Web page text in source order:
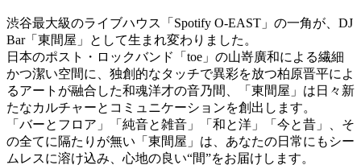
渋谷最大級のライブハウス「Spotify O-EAST」の一角が、DJ
Bar「東間屋」として生まれ変わりました。
日本のポスト・ロックバンド「toe」の山嵜廣和による繊細
かつ潔い空間に、独創的なタッチで異彩を放つ柏原晋平によ
るアートが融合した和魂洋才の音乃間、「東間屋」は日々新
たなカルチャーとコミュニケーションを創出します。
「バーとフロア」「純音と雑音」「和と洋」「今と昔」、そ
の全てに隔たりが無い「東間屋」は、あなたの日常にもシー
ムレスに溶け込み、心地の良い“間”をお届けします。